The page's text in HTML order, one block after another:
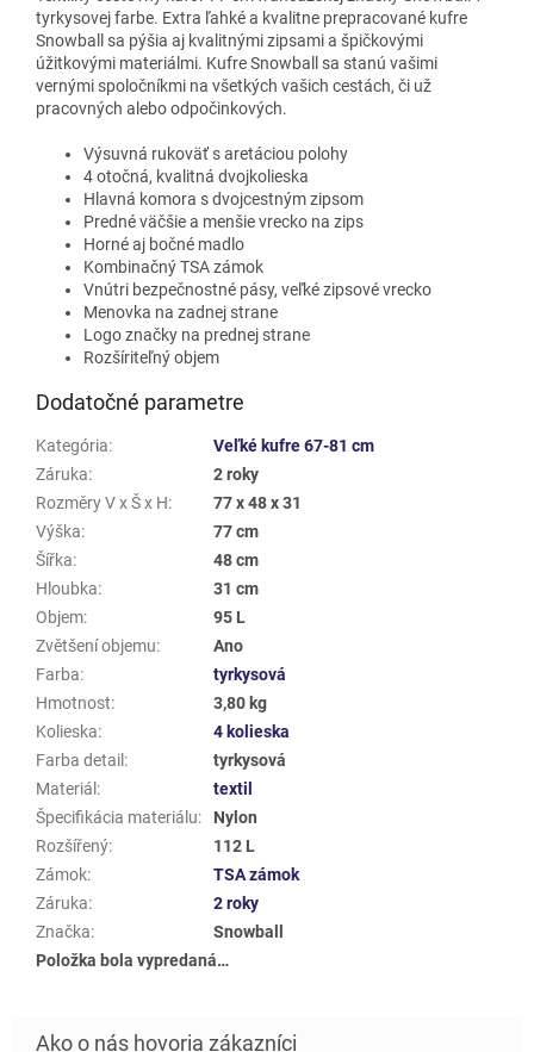
tyrkysovej farbe. Extra ľahké a kvalitne prepracované kufre
Snowball sa pýšia aj kvalitnými zipsami a špičkovými
úžitkovými materiálmi. Kufre Snowball sa stanú vašimi
vernými spoločníkmi na všetkých vašich cestách, či už
pracovných alebo odpočinkových.
Výsuvná rukoväť s aretáciou polohy
4 otočná, kvalitná dvojkolieska
Hlavná komora s dvojcestným zipsom
Predné väčšie a menšie vrecko na zips
Horné aj bočné madlo
Kombinačný TSA zámok
Vnútri bezpečnostné pásy, veľké zipsové vrecko
Menovka na zadnej strane
Logo značky na prednej strane
Rozšíriteľný objem
Dodatočné parametre
Kategória:
Veľké kufre 67-81 cm
Záruka:
2 roky
Rozměry V x Š x H:
77 x 48 x 31
Výška:
77 cm
Šířka:
48 cm
Hloubka:
31 cm
Objem:
95 L
Zvětšení objemu:
Ano
Farba:
tyrkysová
Hmotnost:
3,80 kg
Kolieska:
4 kolieska
Farba detail :
tyrkysová
Materiál :
textil
Špecifikácia materiálu:
Nylon
Rozšířený:
112 L
Zámok:
TSA zámok
Záruka:
2 roky
Značka:
Snowball
Položka bola vypredaná…